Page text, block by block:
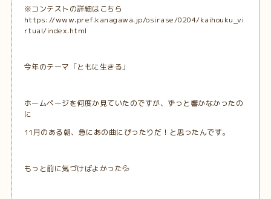
※コンテストの詳細はこちら
https://www.pref.kanagawa.jp/osirase/0204/kaihouku_vi
rtual/index.html
今年のテーマ「ともに生きる」
ホームページを何度か見ていたのですが、ずっと響かなかったの
に
11月のある朝、急にあの曲にぴったりだ！と思ったんです。
もっと前に気づけばよかった💦